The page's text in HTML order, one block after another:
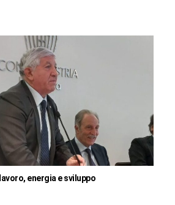
energia e sviluppo